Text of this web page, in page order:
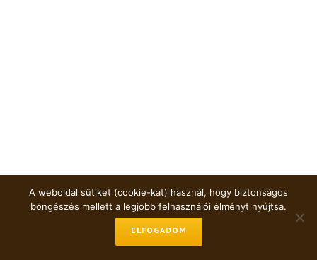
A weboldal sütiket (cookie-kat) használ, hogy biztonságos
böngészés mellett a legjobb felhasználói élményt nyújtsa.
ELFOGADOM